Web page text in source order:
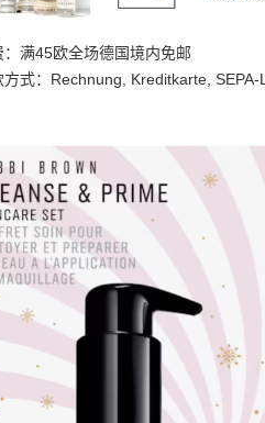
满45欧全场德国境内免邮
式：Rechnung, Kreditkarte,